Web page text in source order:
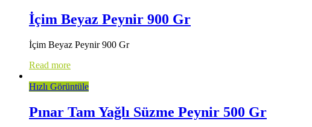
İçim Beyaz Peynir 900 Gr
İçim Beyaz Peynir 900 Gr
Read more
Hızlı Görüntüle
Pınar Tam Yağlı Süzme Peynir 500 Gr